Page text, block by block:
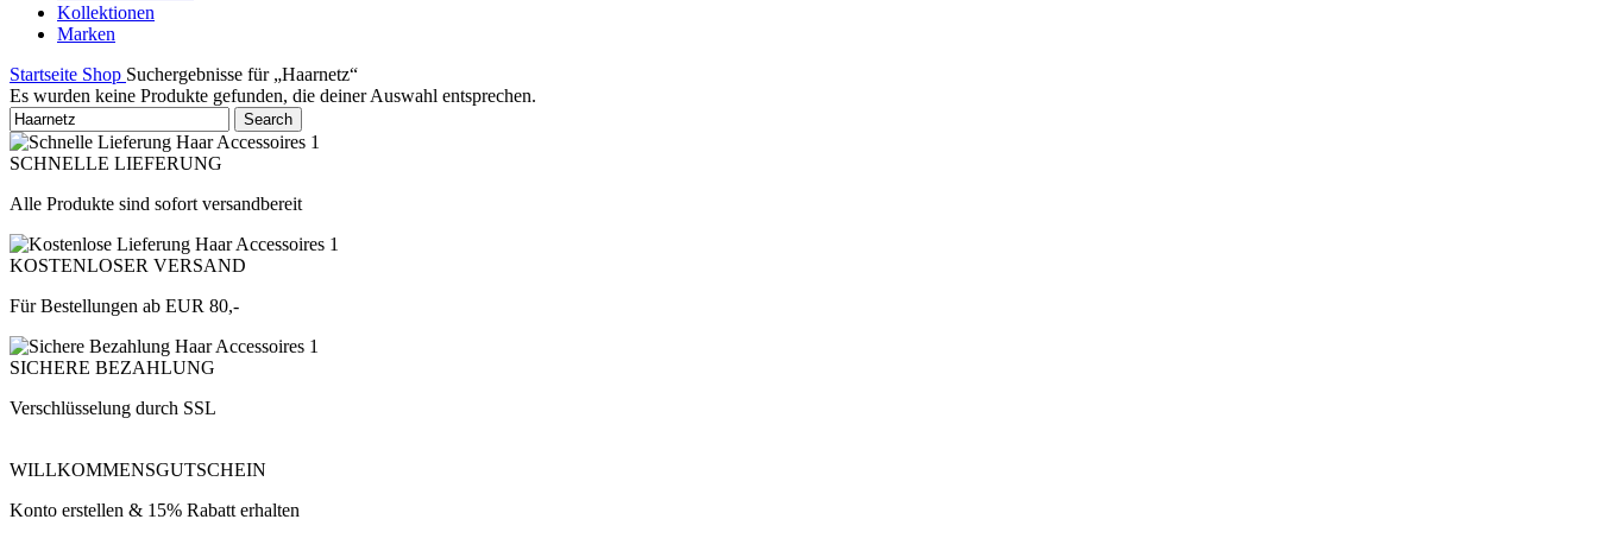
Kollektionen
Marken
Startseite Shop Suchergebnisse für „Haarnetz“
Es wurden keine Produkte gefunden, die deiner Auswahl entsprechen.
Search
SCHNELLE LIEFERUNG
Alle Produkte sind sofort versandbereit
KOSTENLOSER VERSAND
Für Bestellungen ab EUR 80,-
SICHERE BEZAHLUNG
Verschlüsselung durch SSL
WILLKOMMENSGUTSCHEIN
Konto erstellen & 15% Rabatt erhalten